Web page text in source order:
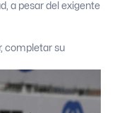
a pesar del exigente
completar su